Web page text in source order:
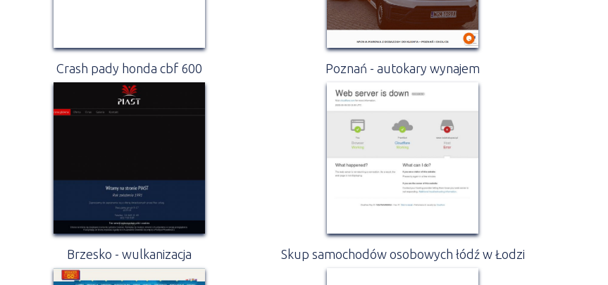
Crash pady honda cbf 600 Poznań - autokary wynajem
Brzesko - wulkanizacja Skup samochodów osobowych łódź w Łodzi